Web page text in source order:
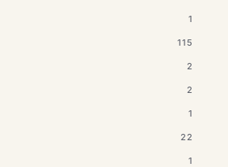
1
115
2
2
1
22
1